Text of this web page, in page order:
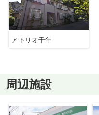
アトリオ千年
周辺施設